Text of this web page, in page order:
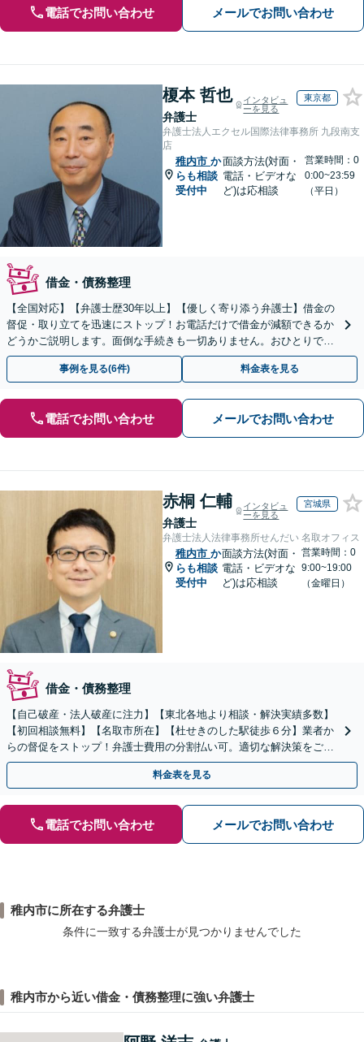
電話でお問い合わせ メールでお問い合わせ
榎本 哲也
弁護士
インタビュ
ーを見る
東京都
弁護士法人エクセル国際法律事務所 九段南支
店
稚内市 か
らも相談
受付中
面談方法(対面・
電話・ビデオな
ど)は応相談
営業時間：0
0:00~23:59
（平日）
借金・債務整理
【全国対応】【弁護士歴30年以上】【優しく寄り添う弁護士】借金の
督促・取り立てを迅速にストップ！お電話だけで借金が減額できるか
どうかご説明します。面倒な手続きも一切ありません。おひとりで悩
まず、お気軽にご相談ください。【電話相談可】
事例を見る(6件) 料金表を見る
電話でお問い合わせ メールでお問い合わせ
赤桐 仁輔
弁護士
インタビュ
ーを見る
宮城県
弁護士法人法律事務所せんだい 名取オフィス
稚内市 か
らも相談
受付中
面談方法(対面・
電話・ビデオな
ど)は応相談
営業時間：0
9:00~19:00
（金曜日）
借金・債務整理
【自己破産・法人破産に注力】【東北各地より相談・解決実績多数】
【初回相談無料】【名取市所在】【杜せきのした駅徒歩６分】業者か
らの督促をストップ！弁護士費用の分割払い可。適切な解決策をご提
案します【土曜相談可】【駐車場完備】【完全個室】
料金表を見る
電話でお問い合わせ メールでお問い合わせ
稚内市に所在する弁護士
条件に一致する弁護士が見つかりませんでした
稚内市から近い借金・債務整理に強い弁護士